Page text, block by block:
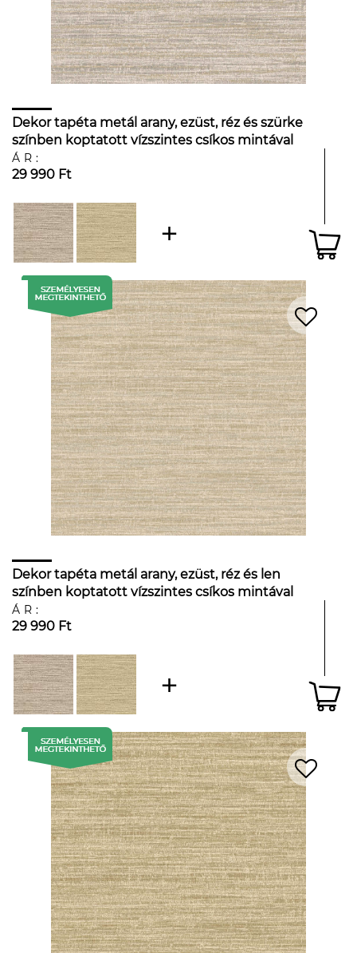
Dekor tapéta metál arany, ezüst, réz és szürke
színben koptatott vízszintes csíkos mintával
ÁR:
29 990 Ft
Dekor tapéta metál arany, ezüst, réz és len
színben koptatott vízszintes csíkos mintával
ÁR:
29 990 Ft